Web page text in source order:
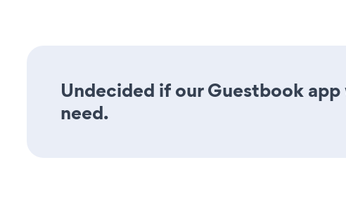
Undecided if our Guestbook
need.